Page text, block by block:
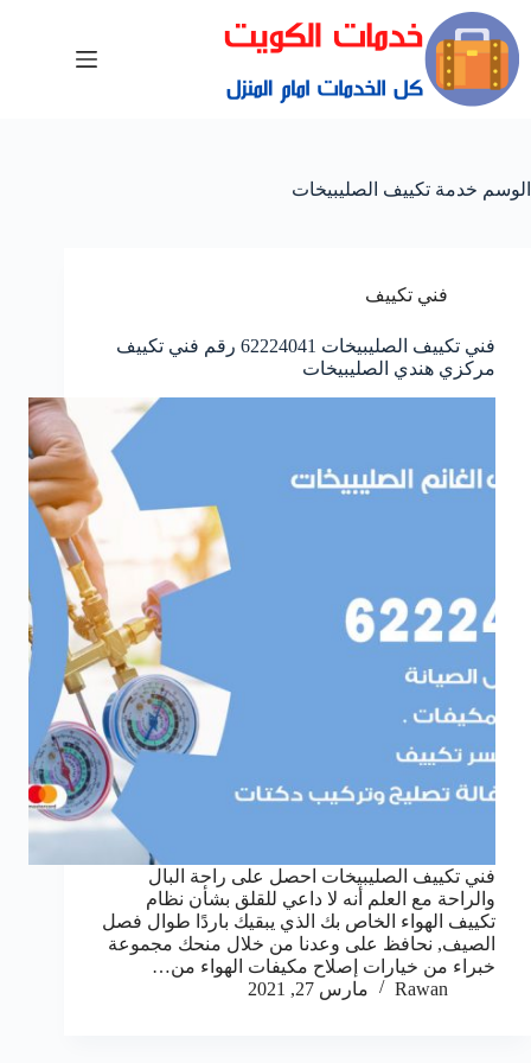
الوسم خدمة تكييف الصليبيخات
فني تكييف
فني تكييف الصليبيخات 62224041 رقم فني تكييف
مركزي هندي الصليبيخات
فني تكييف الصليبيخات احصل على راحة البال
والراحة مع العلم أنه لا داعي للقلق بشأن نظام
تكييف الهواء الخاص بك الذي يبقيك باردًا طوال فصل
الصيف, نحافظ على وعدنا من خلال منحك مجموعة
خبراء من خيارات إصلاح مكيفات الهواء من…
Rawan
مارس 27, 2021